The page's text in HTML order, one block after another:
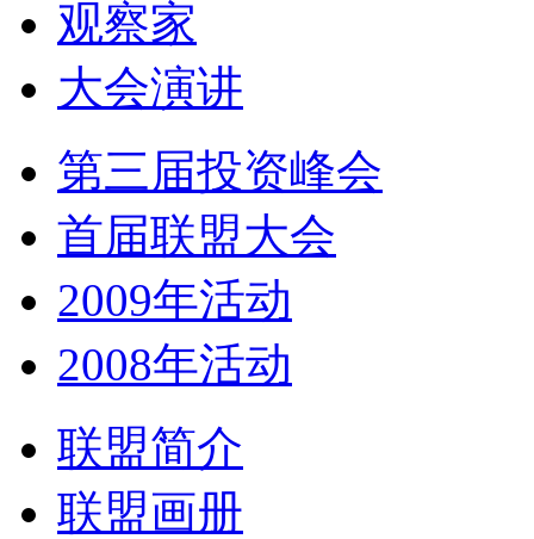
观察家
大会演讲
第三届投资峰会
首届联盟大会
2009年活动
2008年活动
联盟简介
联盟画册